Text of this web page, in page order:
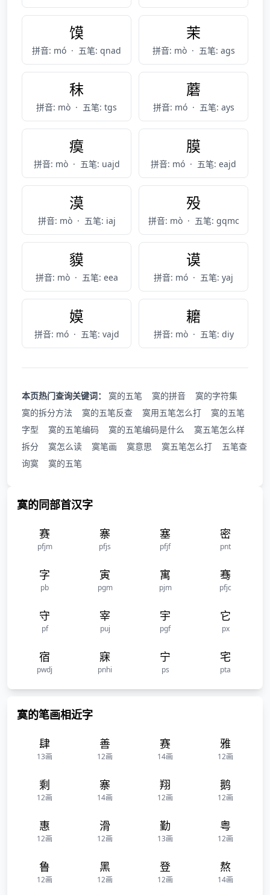
馍
拼音: mó · 五笔: qnad
茉
拼音: mò · 五笔: ags
秣
拼音: mò · 五笔: tgs
蘑
拼音: mó · 五笔: ays
瘼
拼音: mò · 五笔: uajd
膜
拼音: mó · 五笔: eajd
漠
拼音: mò · 五笔: iaj
殁
拼音: mò · 五笔: gqmc
貘
拼音: mò · 五笔: eea
谟
拼音: mó · 五笔: yaj
嫫
拼音: mó · 五笔: vajd
耱
拼音: mò · 五笔: diy
本页热门查询关键词： 寞的五笔 寞的拼音
寞的字符集
寞的拆分方法
寞的五笔反查 寞用五笔怎么打
寞的五笔
字型
寞的五笔编码 寞的五笔编码是什么
寞五笔怎么样
拆分
寞怎么读 寞笔画 寞意思 寞五笔怎么打
五笔查
询寞
寞的五笔
寞的同部首汉字
赛
pfjm
寨
pfjs
塞
pfjf
密
pnt
字
pb
寅
pgm
寓
pjm
骞
pfjc
守
pf
宰
puj
宇
pgf
它
px
宿
pwdj
寐
pnhi
宁
ps
宅
pta
寞的笔画相近字
肆
13画
善
12画
赛
14画
雅
12画
剩
12画
寨
14画
翔
12画
鹅
12画
惠
12画
滑
12画
勤
13画
粤
12画
鲁
12画
黑
12画
登
12画
熬
14画